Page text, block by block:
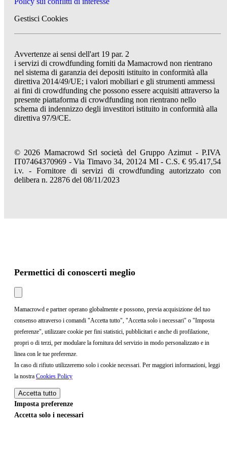
Gestisci Cookies
Avvertenze ai sensi dell'art 19 par. 2
i servizi di crowdfunding forniti da Mamacrowd non rientrano
nel sistema di garanzia dei depositi istituito in conformità alla
direttiva 2014/49/UE; i valori mobiliari e gli strumenti ammessi
ai fini di crowdfunding che possono essere acquisiti attraverso la
presente piattaforma di crowdfunding non rientrano nello
schema di indennizzo degli investitori istituito in conformità alla
direttiva 97/9/CE.
© 2026 Mamacrowd Srl società del Gruppo Azimut - P.IVA
IT07464370969 - Via Timavo 34, 20124 MI - C.S. € 95.417,54
i.v. - Fornitore di servizi di crowdfunding autorizzato con
delibera n. 22876 del 08/11/2023
Permettici di conoscerti meglio
Mamacrowd e partner operano globalmente e possono, previa acquisizione del tuo
consenso attraverso i comandi "Accetta tutto", "Accetta solo i necessari" o "Imposta
preferenze", utilizzare cookie per fini statistici, pubblicitari e anche di profilazione,
propri o di terzi, per modulare la fornitura del servizio in modo personalizzato e in
linea con le tue preferenze.
In caso di rifiuto utilizzeremo solo i cookie necessari. Per maggiori informazioni, leggi
la nostra Cookies Policy
Accetta tutto
Imposta preferenze
Accetta solo i necessari